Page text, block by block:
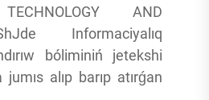
AND
Informaciyalıq
bóliminiń jetekshi
alıp barıp atırǵan